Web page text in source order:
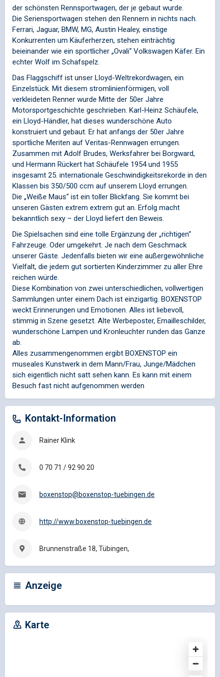
der schönsten Rennsportwagen, der je gebaut wurde.
Die Seriensportwagen stehen den Rennern in nichts nach.
Ferrari, Jaguar, BMW, MG, Austin Healey, einstige
Konkurrenten um Käuferherzen, stehen einträchtig
beieinander wie ein sportlicher „Ovali“ Volkswagen Käfer. Ein
echter Wolf im Schafspelz.
Das Flaggschiff ist unser Lloyd-Weltrekordwagen, ein
Einzelstück. Mit diesem stromlinienförmigen, voll
verkleideten Renner wurde Mitte der 50er Jahre
Motorsportgeschichte geschrieben. Karl-Heinz Schäufele,
ein Lloyd-Händler, hat dieses wunderschöne Auto
konstruiert und gebaut. Er hat anfangs der 50er Jahre
sportliche Meriten auf Veritas-Rennwagen errungen.
Zusammen mit Adolf Brudes, Werksfahrer bei Borgward,
und Hermann Rückert hat Schäufele 1954 und 1955
insgesamt 25. internationale Geschwindigkeitsrekorde in den
Klassen bis 350/500 ccm auf unserem Lloyd errungen.
Die „Weiße Maus“ ist ein toller Blickfang. Sie kommt bei
unseren Gästen extrem extrem gut an. Erfolg macht
bekanntlich sexy – der Lloyd liefert den Beweis.
Die Spielsachen sind eine tolle Ergänzung der „richtigen“
Fahrzeuge. Oder umgekehrt. Je nach dem Geschmack
unserer Gäste. Jedenfalls bieten wir eine außergewöhnliche
Vielfalt, die jedem gut sortierten Kinderzimmer zu aller Ehre
reichen würde.
Diese Kombination von zwei unterschiedlichen, vollwertigen
Sammlungen unter einem Dach ist einzigartig. BOXENSTOP
weckt Erinnerungen und Emotionen. Alles ist liebevoll,
stimmig in Szene gesetzt. Alte Werbeposter, Emailleschilder,
wunderschöne Lampen und Kronleuchter runden das Ganze
ab.
Alles zusammengenommen ergibt BOXENSTOP ein
museales Kunstwerk in dem Mann/Frau, Junge/Mädchen
sich eigentlich nicht satt sehen kann. Es kann mit einem
Besuch fast nicht aufgenommen werden
Kontakt-Information
Rainer Klink
0 70 71 / 92 90 20
boxenstop@boxenstop-tuebingen.de
http://www.boxenstop-tuebingen.de
Brunnenstraße 18, Tübingen,
Anzeige
Karte